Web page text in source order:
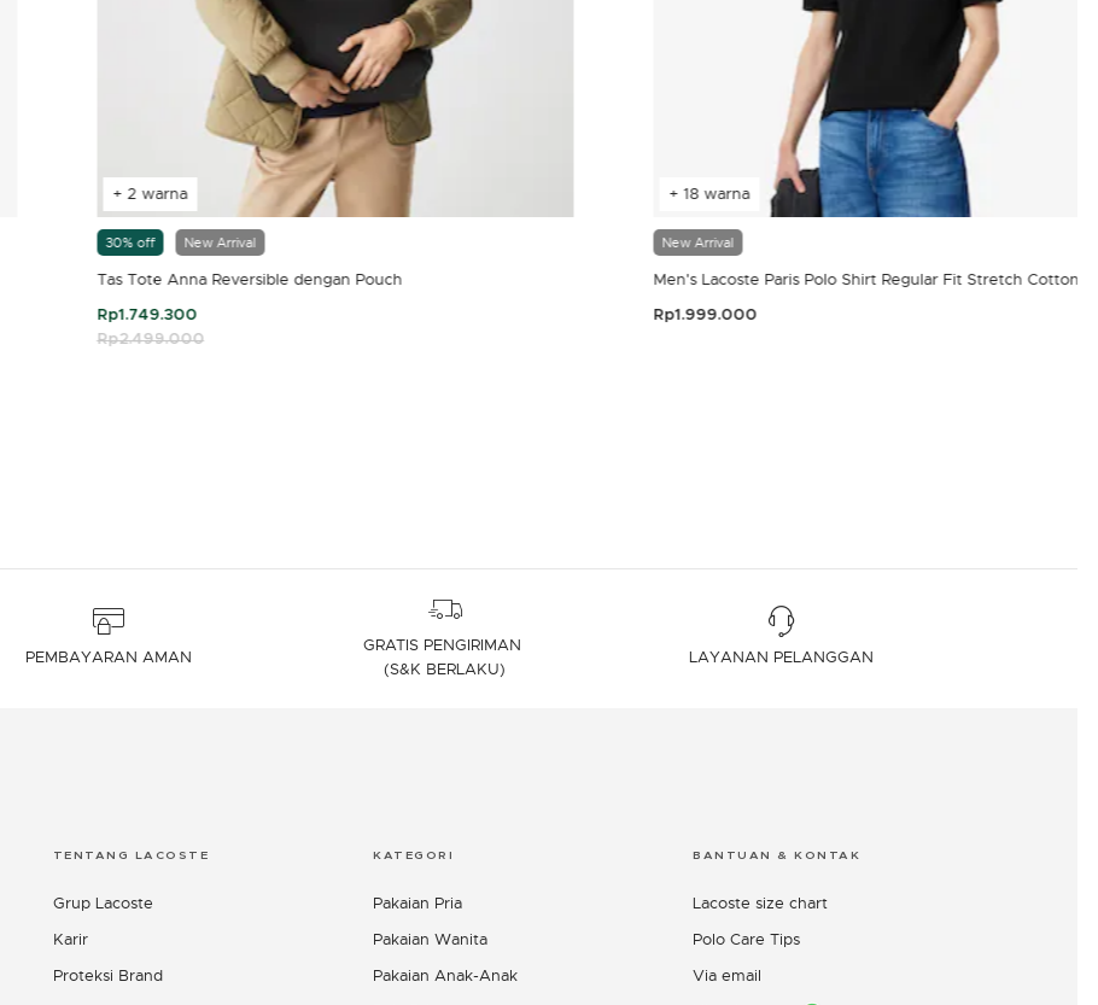
+ 2 warna
30% off New Arrival
Tas Tote Anna Reversible dengan Pouch
Rp1.749.300
Price reduced from
Rp2.499.000
+ 18 warna
New Arrival
Men's Lacoste Paris Polo Shirt Regular Fit Stretch Cotton
Rp1.999.000
PEMBAYARAN AMAN
GRATIS PENGIRIMAN
(S&K BERLAKU)
LAYANAN PELANGGAN
TENTANG LACOSTE
Grup Lacoste
Karir
Proteksi Brand
KATEGORI
Pakaian Pria
Pakaian Wanita
Pakaian Anak-Anak
BANTUAN & KONTAK
Lacoste size chart
Polo Care Tips
Via email